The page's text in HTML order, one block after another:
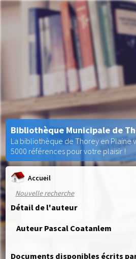
Accueil
Nouvelle recherche
Détail de l'auteur
Auteur Pascal Coatanlem
Documents disponibles écrits
Bibliothèque Municipale de
La bibliothèque de Thorey en Plaine
5000 références pour votre plaisir !